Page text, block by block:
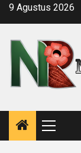
Skip9 Agustus 2026
Menu